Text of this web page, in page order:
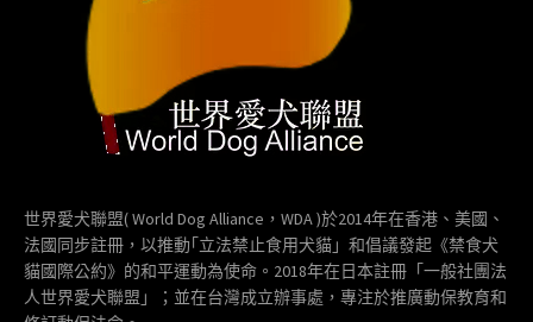
世界愛犬聯盟( World Dog Alliance，WDA )於2014年在香港、美國、
法國同步註冊，以推動｢立法禁止食用犬貓」和倡議發起《禁食犬
貓國際公約》的和平運動為使命。2018年在日本註冊「一般社團法
人世界愛犬聯盟」；並在台灣成立辦事處，專注於推廣動保教育和